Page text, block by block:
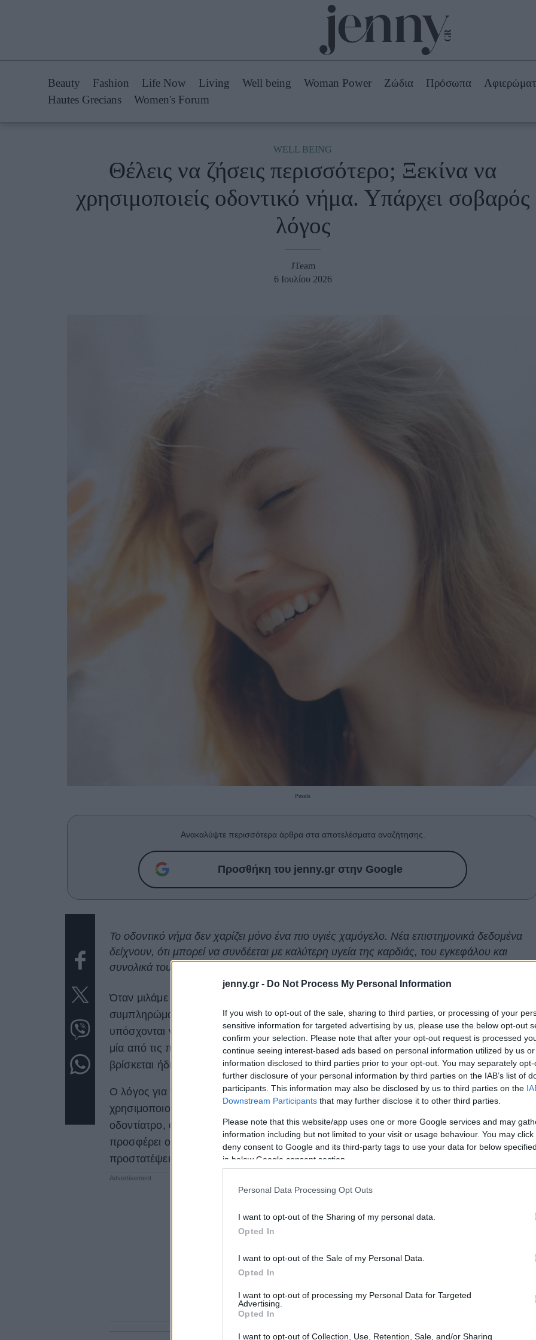
jenny.gr - Do Not Process My Personal Information
If you wish to opt-out of the sale, sharing to third parties, or processing of your
sensitive information for targeted advertising by us, please use the below opt-out
confirm your selection. Please note that after your opt-out request is processed
continue seeing interest-based ads based on personal information utilized by us
information disclosed to third parties prior to your opt-out. You may separately
further disclosure of your personal information by third parties on the IAB’s list of
participants. This information may also be disclosed by us to third parties on the
Downstream Participants that may further disclose it to other third parties.
Please note that this website/app uses one or more Google services and may
information including but not limited to your visit or usage behaviour. You may
deny consent to Google and its third-party tags to use your data for below
in below Google consent section.
Personal Data Processing Opt Outs
I want to opt-out of the Sharing of my personal data.
Opted In
I want to opt-out of the Sale of my Personal Data.
Opted In
I want to opt-out of processing my Personal Data for Targeted
Advertising.
Opted In
I want to opt-out of Collection, Use, Retention, Sale, and/or Sharing
Styling Tips
Fashion News
Beauty -
Ομορφιά
Skincare
Μακιγιάζ
Woman Power Πρόσωπα
Celebrities
Ζώδια
Beauty Fashion Life Now Living Well being Woman Power Ζώδια Πρόσωπα
Hautes Grecians
Women's Forum
WELL BEING
Θέλεις να ζήσεις περισσότερο; Ξεκίνα να
χρησιμοποιείς οδοντικό νήμα. Υπάρχει σοβαρός
λόγος
JTeam
6 Ιουλίου 2026
Pexels
Ανακαλύψτε περισσότερα άρθρα στα αποτελέσματα αναζήτησης.
Προσθήκη του jenny.gr στην Google
Το οδοντικό νήμα δεν χαρίζει μόνο ένα πιο υγιές χαμόγελο. Νέα επιστημονικά δεδομένα
δείχνουν, ότι μπορεί να συνδέεται με καλύτερη υγεία της καρδιάς, του εγκεφάλου και
συνολικά του οργανισμού.
Όταν μιλάμε για
συμπληρώματα διατροφής, βιολογικά τρόφιμα ή στις τελευταίες wellness τάσεις που
υπόσχονται να βελτιώσουν ραγδαία την υγείαμας. Ωστόσο, σύμφωνα με τους ειδικούς,
μία από τις πιο σημαντικέςκαθημερινέςσυνήθειες για την ενίσχυση της καλής υγείας,
βρίσκεται ήδη στο ντουλάπι του μπάνιου μας – και πολλοί εξακολουθούν να την
Ο λόγος για το οδοντικό νήμα. Αν και οι περισσότεροι έχουμε την τάση να το
χρησιμοποιούμε μόνο λίγες ημέρες πριν από το προγραμματισμένο ραντεβού μας στον
οδοντίατρο, οι επιστήμονες επισημαίνουν, ότι η καθημερινή χρήση του μπορεί να
προσφέρει οφέλη που ξεπερνούν κατά πολύ τη στοματική υγιεινή και να μας
προστατέψει από σοβαρές ασθένειες.